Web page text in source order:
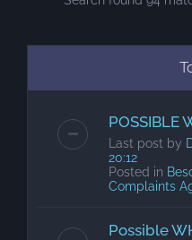
POSSIBLE
Last post by
20:12
Posted in
Complaints
Possible